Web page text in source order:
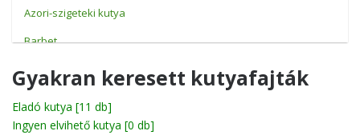
Azori-szigeteki kutya
Barbet
Basenji
Beagle
Gyakran keresett kutyafajták
Eladó kutya [11 db]
Ingyen elvihető kutya [0 db]